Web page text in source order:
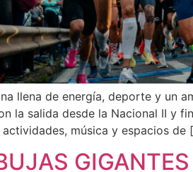
llena de energía, deporte y un
la salida desde la Nacional II y
actividades, música y espacios de